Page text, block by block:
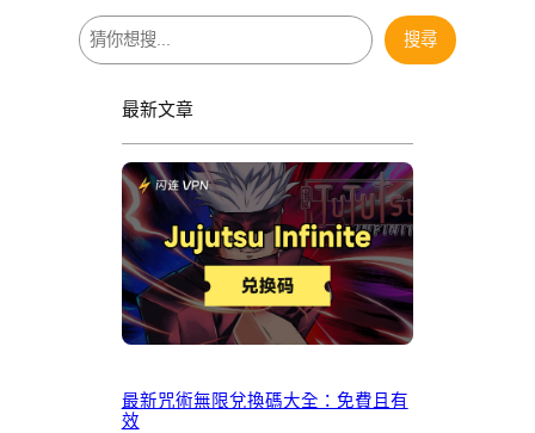
搜
尋
搜尋
最新文章
最新咒術無限兌換碼大全：免費且有
效